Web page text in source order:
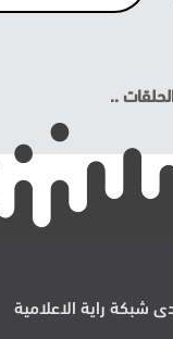
..
شبكة راية الاعلامية